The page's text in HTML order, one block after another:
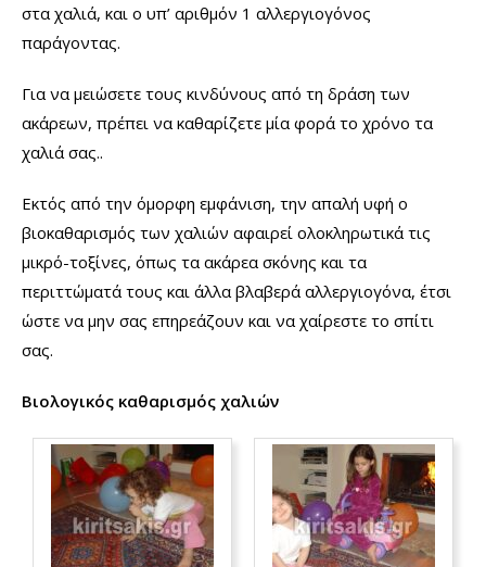
στα χαλιά, και ο υπ’ αριθμόν 1 αλλεργιογόνος
παράγοντας.
Για να μειώσετε τους κινδύνους από τη δράση των
ακάρεων, πρέπει να καθαρίζετε μία φορά το χρόνο τα
χαλιά σας..
Εκτός από την όμορφη εμφάνιση, την απαλή υφή ο
βιοκαθαρισμός των χαλιών αφαιρεί ολοκληρωτικά τις
μικρό-τοξίνες, όπως τα ακάρεα σκόνης και τα
περιττώματά τους και άλλα βλαβερά αλλεργιογόνα, έτσι
ώστε να μην σας επηρεάζουν και να χαίρεστε το σπίτι
σας.
Βιολογικός καθαρισμός χαλιών